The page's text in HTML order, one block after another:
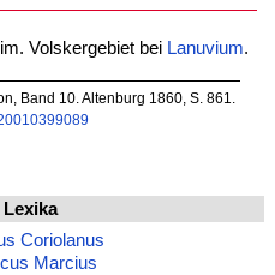
Volskergebiet bei Lanuvium.
Band 10. Altenburg 1860, S. 861.
Coriolanus
Marcius